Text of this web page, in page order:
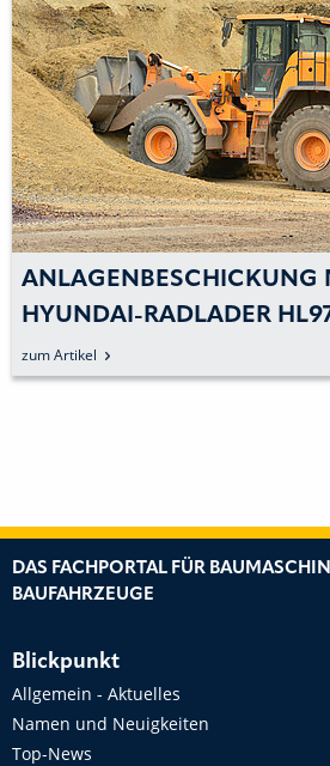
ANLAGENBESCHICKUNG
HYUNDAI-RADLADER
zum Artikel
DAS FACHPORTAL FÜR
BAUFAHRZEUGE
Blickpunkt
Allgemein - Aktuelles
Namen und Neuigkeiten
Top-News